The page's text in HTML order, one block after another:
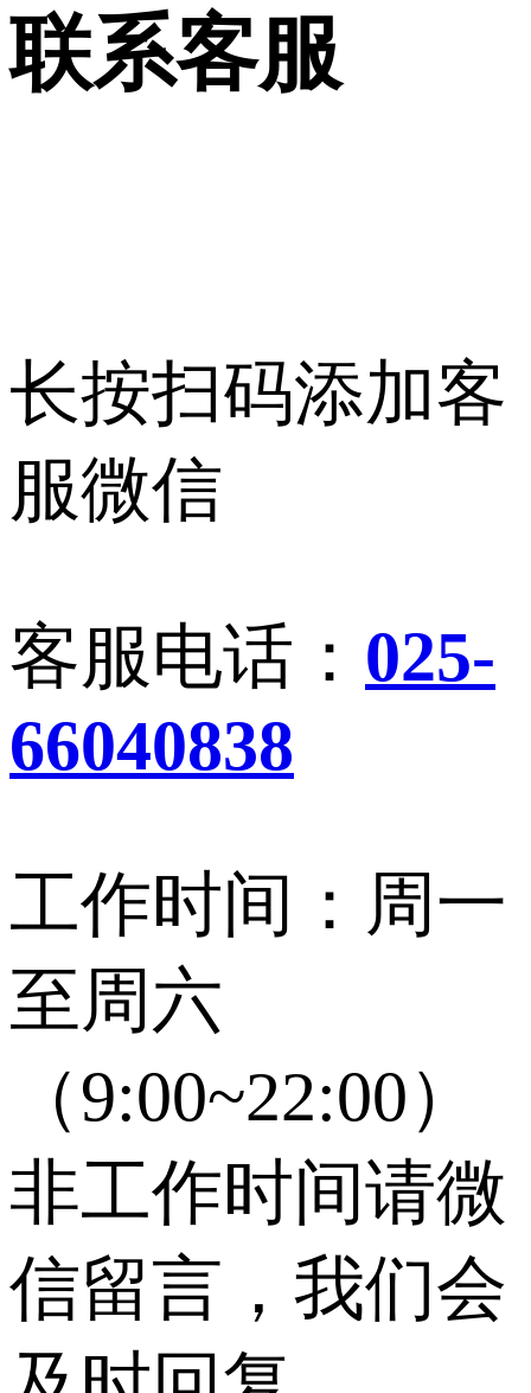
联系客服
长按扫码添加客
服微信
客服电话： 025-
66040838
工作时间：周一
至周六
（9:00~22:00）
非工作时间请微
信留言，我们会